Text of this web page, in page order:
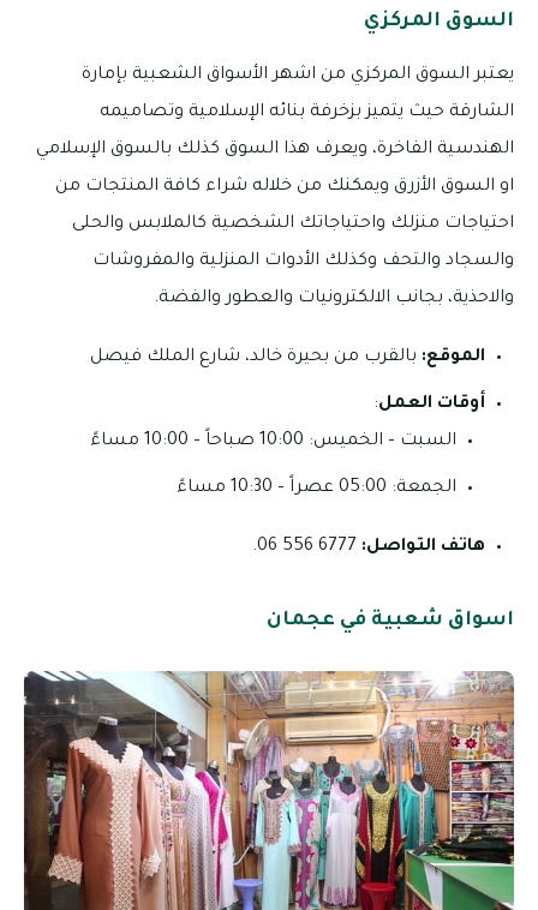
السوق المركزي
يعتبر السوق المركزي من اشهر الأسواق الشعبية بإمارة
الشارقة حيث يتميز بزخرفة بنائه الإسلامية وتصاميمه
الهندسية الفاخرة، ويعرف هذا السوق كذلك بالسوق الإسلامي
او السوق الأزرق ويمكنك من خلاله شراء كافة المنتجات من
احتياجات منزلك واحتياجاتك الشخصية كالملابس والحلى
والسجاد والتحف وكذلك الأدوات المنزلية والمفروشات
والاحذية، بجانب الالكترونيات والعطور والفضة.
الموقع: بالقرب من بحيرة خالد، شارع الملك فيصل
أوقات العمل:
السبت – الخميس: 10:00 صباحاً – 10:00 مساءً
الجمعة: 05:00 عصراً – 10:30 مساءً
هاتف التواصل:
اسواق شعبية في عجمان